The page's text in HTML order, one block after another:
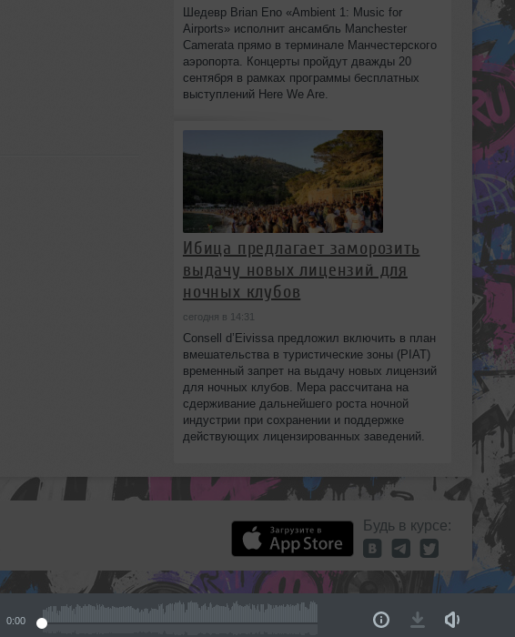
0:00
Шедевр Brian Eno «Ambient 1: Music for
Airports» исполнит ансамбль Manchester
Camerata прямо в терминале Манчестерского
аэропорта. Концерты пройдут дважды 20
сентября в рамках программы бесплатных
выступлений Here We Are.
Ибица предлагает заморозить
выдачу новых лицензий для
ночных клубов
сегодня в 14:31
Consell d’Eivissa предложил включить в план
вмешательства в туристические зоны (PIAT)
временный запрет на выдачу новых лицензий
для ночных клубов. Мера рассчитана на
сдерживание дальнейшего роста ночной
индустрии при сохранении и поддержке
действующих лицензированных заведений.
Будь в курсе: